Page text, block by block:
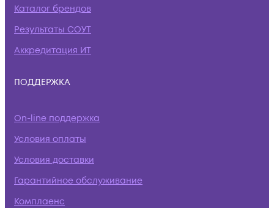
Каталог брендов
Результаты СОУТ
Аккредитация ИТ
ПОДДЕРЖКА
On-line поддержка
Условия оплаты
Условия доставки
Гарантийное обслуживание
Комплаенс